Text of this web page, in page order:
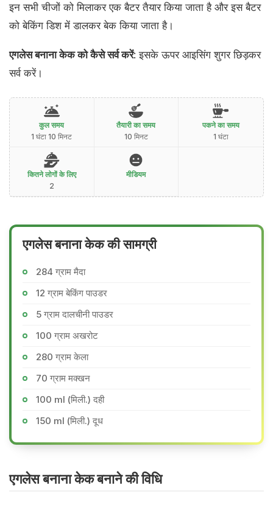
इन सभी चीजों को मिलाकर एक बैटर तैयार किया जाता है और इस बैटर
को बेकिंग डिश में डालकर बेक किया जाता है।
एगलेस बनाना केक को कैसे सर्व करें: इसके ऊपर आइसिंग शुगर छिड़कर
सर्व करें।
कुल समय
1 घंटा 10 मिनट
तैयारी का समय
10 मिनट
पकने का समय
1 घंटा
कितने लोगों के लिए
2
मीडियम
एगलेस बनाना केक की सामग्री
284 ग्राम मैदा
12 ग्राम बेकिंग पाउडर
5 ग्राम दालचीनी पाउडर
100 ग्राम अखरोट
280 ग्राम केला
70 ग्राम मक्खन
100 ml (मिली.) दही
150 ml (मिली.) दूध
एगलेस बनाना केक बनाने की वि​धि